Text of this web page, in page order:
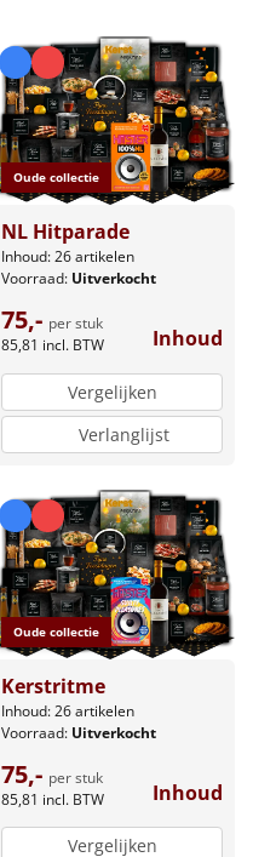
Oude collectie
NL Hitparade
Inhoud: 26 artikelen
Voorraad: Uitverkocht
75,- per stuk
85,81 incl. BTW Inhoud
Vergelijken
Verlanglijst
Oude collectie
Kerstritme
Inhoud: 26 artikelen
Voorraad: Uitverkocht
75,- per stuk
85,81 incl. BTW Inhoud
Vergelijken